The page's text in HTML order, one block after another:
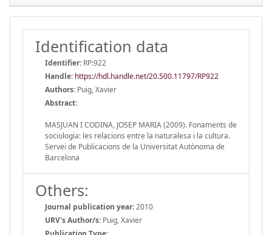
Identification data
Identifier: RP:922
Handle: https://hdl.handle.net/20.500.11797/RP922
Authors: Puig, Xavier
Abstract:
MASJUAN I CODINA, JOSEP MARIA (2009). Fonaments de
sociologia: les relacions entre la naturalesa i la cultura.
Servei de Publicacions de la Universitat Autònoma de
Barcelona
Others:
Journal publication year:2010
URV's Author/s: Puig, Xavier